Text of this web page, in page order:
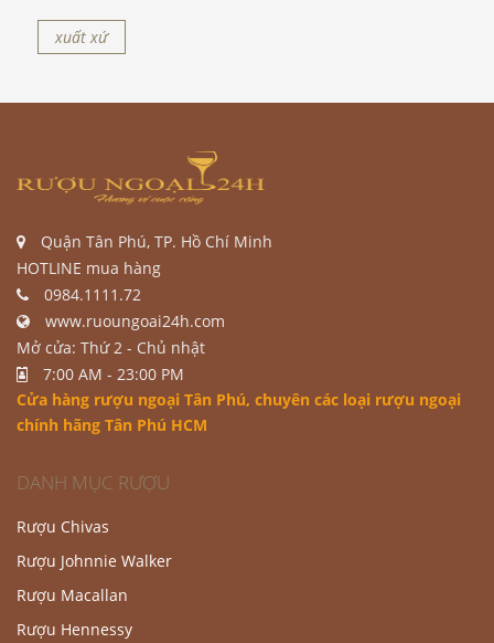
xuất xứ
Quận Tân Phú, TP. Hồ Chí Minh
HOTLINE mua hàng
0984.1111.72
www.ruoungoai24h.com
Mở cửa: Thứ 2 - Chủ nhật
7:00 AM - 23:00 PM
Cửa hàng rượu ngoại Tân Phú, chuyên các loại rượu ngoại
chính hãng Tân Phú HCM
DANH MỤC RƯỢU
Rượu Chivas
Rượu Johnnie Walker
Rượu Macallan
Rượu Hennessy